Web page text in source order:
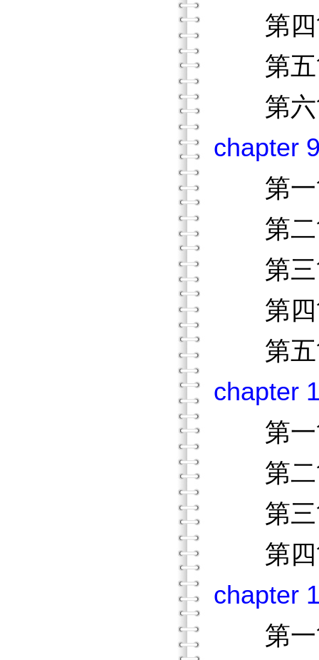
第四
第五
第六
chapter
第一
第二
第三
第四
第五
chapter
第一
第二
第三
第四
chapter
第一